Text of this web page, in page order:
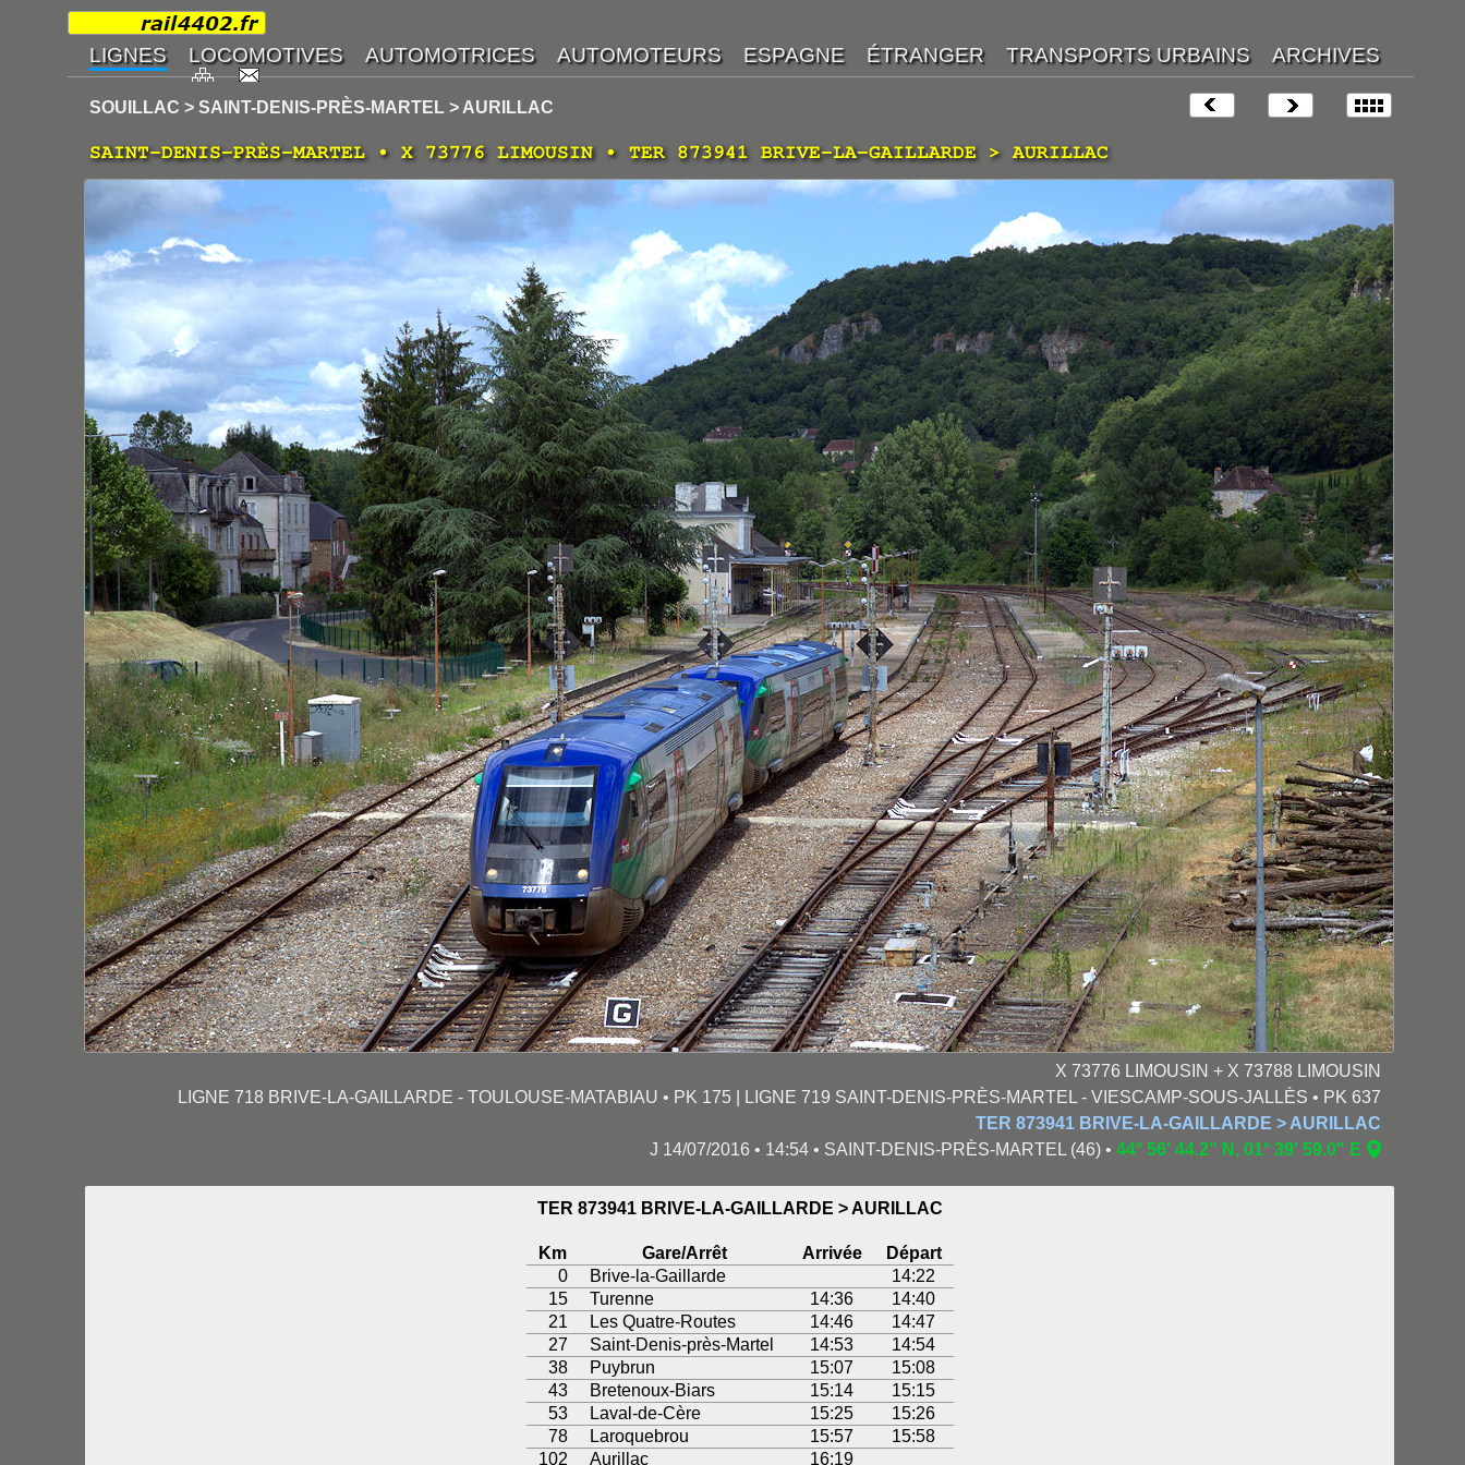
SOUILLAC > SAINT-DENIS-PRÈS-MARTEL > AURILLAC
SAINT-DENIS-PRÈS-MARTEL • X 73776 LIMOUSIN • TER 873941 BRIVE-LA-GAILLARDE > AURILLAC
X 73776 LIMOUSIN + X 73788 LIMOUSIN
LIGNE 718 BRIVE-LA-GAILLARDE - TOULOUSE-MATABIAU • PK 175 | LIGNE 719 SAINT-DENIS-PRÈS-MARTEL - VIESCAMP-SOUS-JALLÈS • PK 637
TER 873941 BRIVE-LA-GAILLARDE > AURILLAC
J 14/07/2016 • 14:54 • SAINT-DENIS-PRÈS-MARTEL (46) • 44° 56' 44.2" N, 01° 39' 59.0" E
TER 873941 BRIVE-LA-GAILLARDE > AURILLAC
Km Gare/Arrêt Arrivée
Départ
0
Brive-la-Gaillarde
14:22
15
Turenne 14:36
14:40
21
Les Quatre-Routes 14:46
14:47
27
Saint-Denis-près-Martel 14:53
14:54
38
Puybrun 15:07
15:08
43
Bretenoux-Biars 15:14
15:15
53
Laval-de-Cère 15:25
15:26
78
Laroquebrou 15:57
15:58
102
Aurillac 16:19